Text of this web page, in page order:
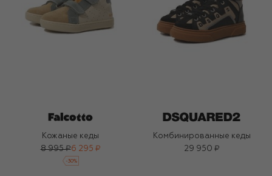
Кожаные кеды
8 995 ₽6 295 ₽
-30%
Комбинированные кеды
29 950 ₽